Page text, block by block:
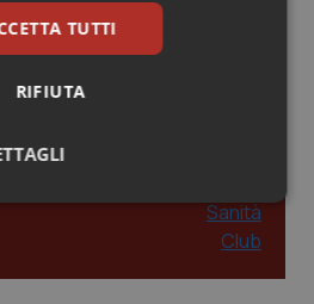
patologie neurodegenerative
nello studio
applicazioni concrete e
TUTTI
RIFIUTA
Statistici Marketing